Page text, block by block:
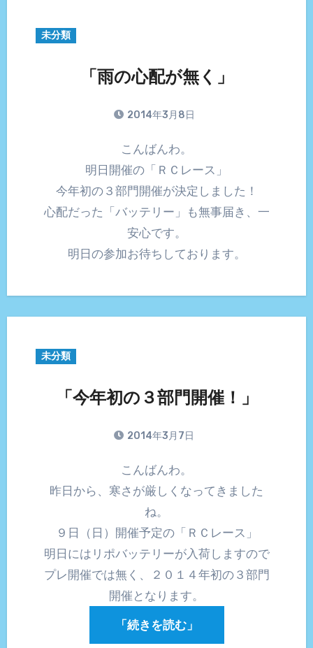
未分類
「雨の心配が無く」
2014年3月8日
こんばんわ。
明日開催の「ＲＣレース」
今年初の３部門開催が決定しました！
心配だった「バッテリー」も無事届き、一
安心です。
明日の参加お待ちしております。
未分類
「今年初の３部門開催！」
2014年3月7日
こんばんわ。
昨日から、寒さが厳しくなってきました
ね。
９日（日）開催予定の「ＲＣレース」
明日にはリポバッテリーが入荷しますので
プレ開催では無く、２０１４年初の３部門
開催となります。
「続きを読む」